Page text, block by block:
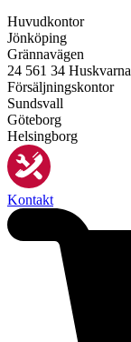
Huvudkontor
Jönköping
Grännavägen
24 561 34 Huskvarna
Försäljningskontor
Sundsvall
Göteborg
Helsingborg
Kontakt